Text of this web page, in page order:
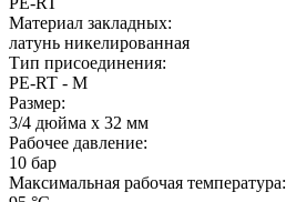
Материал закладных:
латунь никелированная
Тип присоединения:
PE-RT - M
Размер:
3/4 дюйма х 32 мм
Рабочее давление:
10 бар
Максимальная рабочая температура: